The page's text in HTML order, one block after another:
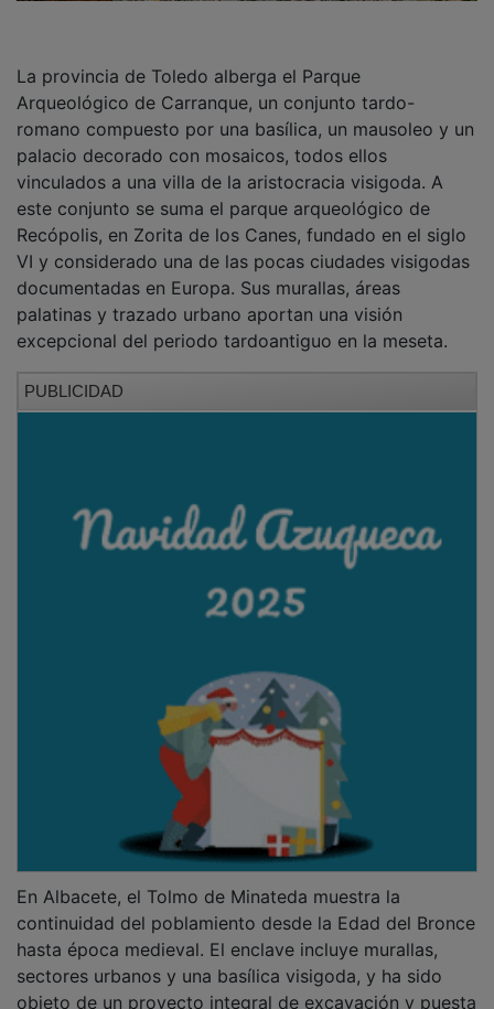
Arqueológico de Carranque, un conjunto tardo-
romano compuesto por una basílica, un mausoleo y un
palacio decorado con mosaicos, todos ellos
vinculados a una villa de la aristocracia visigoda. A
este conjunto se suma el parque arqueológico de
Recópolis, en Zorita de los Canes, fundado en el siglo
VI y considerado una de las pocas ciudades visigodas
documentadas en Europa. Sus murallas, áreas
palatinas y trazado urbano aportan una visión
excepcional del periodo tardoantiguo en la meseta.
continuidad del poblamiento desde la Edad del Bronce
hasta época medieval. El enclave incluye murallas,
sectores urbanos y una basílica visigoda, y ha sido
objeto de un proyecto integral de excavación y puesta